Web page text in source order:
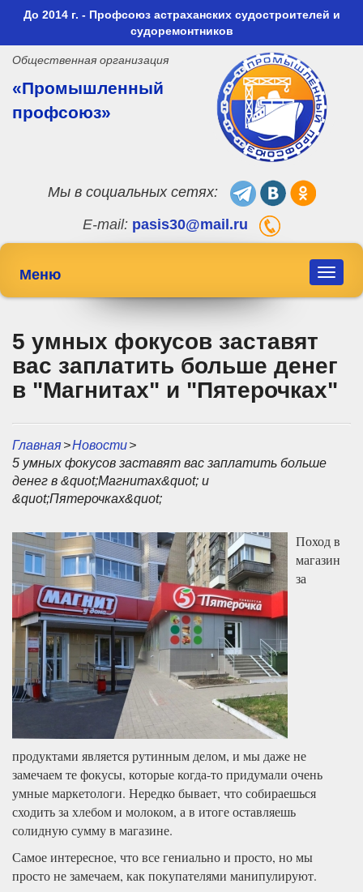
До 2014 г. - Профсоюз астраханских судостроителей и
судоремонтников
Общественная организация
«Промышленный
профсоюз»
Мы в социальных сетях:
E-mail: pasis30@mail.ru
Toggle
Меню
5 умных фокусов заставят
вас заплатить больше денег
в "Магнитах" и "Пятерочках"
Главная>Новости>
5 умных фокусов заставят вас заплатить больше
денег в &quot;Магнитах&quot; и
&quot;Пятерочках&quot;
Поход в
магазин
за
продуктами является рутинным делом, и мы даже не
замечаем те фокусы, которые когда-то придумали очень
умные маркетологи. Нередко бывает, что собираешься
сходить за хлебом и молоком, а в итоге оставляешь
солидную сумму в магазине.
Самое интересное, что все гениально и просто, но мы
просто не замечаем, как покупателями манипулируют.